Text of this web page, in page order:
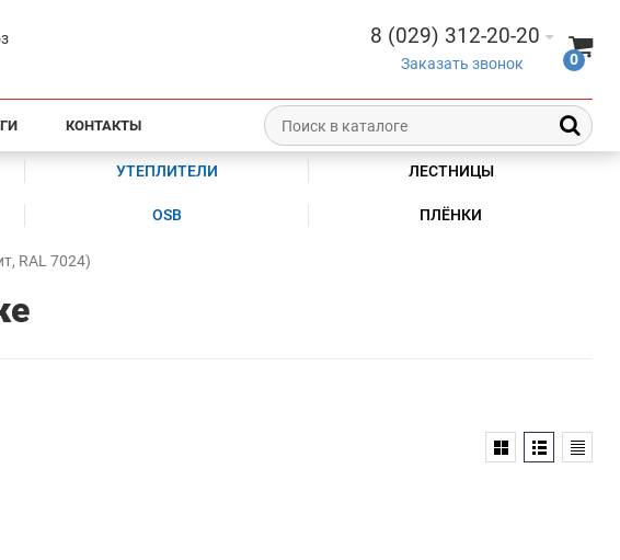
8 (029) 312-20-20
Заказать звонок 0
КОНТАКТЫ
УТЕПЛИТЕЛИ ЛЕСТНИЦЫ
OSB ПЛЁНКИ
RAL 7024)